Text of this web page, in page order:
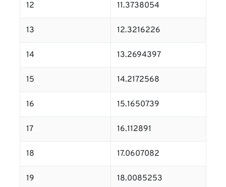
12 11.3738054
13 12.3216226
14 13.2694397
15 14.2172568
16 15.1650739
17 16.112891
18 17.0607082
19 18.0085253